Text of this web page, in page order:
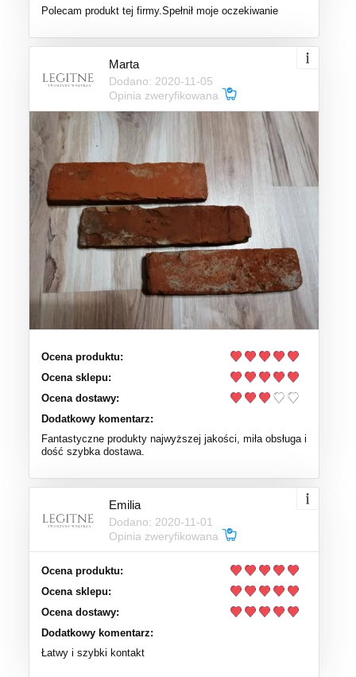
Polecam produkt tej firmy.Spełnił moje oczekiwanie
Marta
Dodano: 2020-11-05
Opinia zweryfikowana
Ocena produktu:
Ocena sklepu:
Ocena dostawy:
Dodatkowy komentarz:
Fantastyczne produkty najwyższej jakości, miła obsługa i
dość szybka dostawa.
Emilia
Dodano: 2020-11-01
Opinia zweryfikowana
Ocena produktu:
Ocena sklepu:
Ocena dostawy:
Dodatkowy komentarz:
Łatwy i szybki kontakt